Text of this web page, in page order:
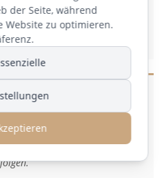
Beratung und sauberer und
Im Nachgang mussten
oder Säuberungsaktionen
der Seite, während
Website zu optimieren.